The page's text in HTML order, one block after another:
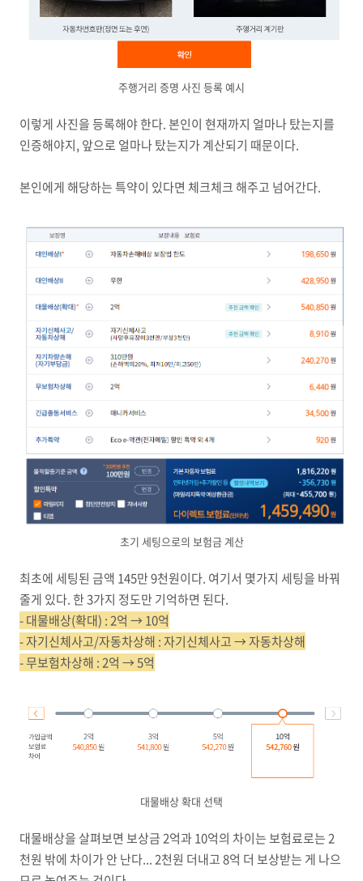
주행거리 증명 사진 등록 예시
이렇게 사진을 등록해야 한다. 본인이 현재까지 얼마나 탔는지를
인증해야지, 앞으로 얼마나 탔는지가 계산되기 때문이다.
본인에게 해당하는 특약이 있다면 체크체크 해주고 넘어간다.
초기 세팅으로의 보험금 계산
최초에 세팅된 금액 145만 9천원이다. 여기서 몇가지 세팅을 바꿔
줄게 있다. 한 3가지 정도만 기억하면 된다.
- 대물배상(확대) : 2억 → 10억
- 자기신체사고/자동차상해 : 자기신체사고 → 자동차상해
- 무보험차상해 : 2억 → 5억
대물배상 확대 선택
대물배상을 살펴보면 보상금 2억과 10억의 차이는 보험료로는 2
천원 밖에 차이가 안 난다... 2천원 더내고 8억 더 보상받는 게 나으